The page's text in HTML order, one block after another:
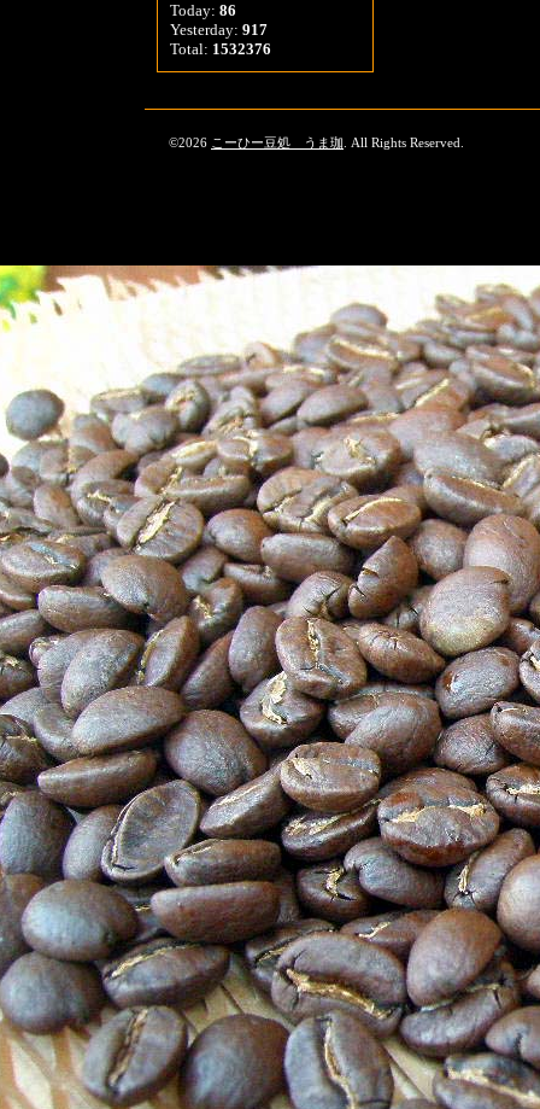
Today: 86
Yesterday: 917
Total: 1532376
©2026 こーひー豆処 うま珈 . All Rights Reserved.